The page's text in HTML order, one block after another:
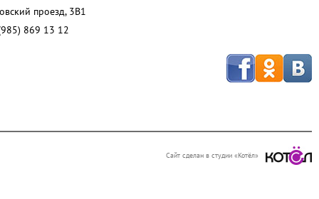
проезд, 3В1
869 13 12
Сайт сделан в студии «Котёл»